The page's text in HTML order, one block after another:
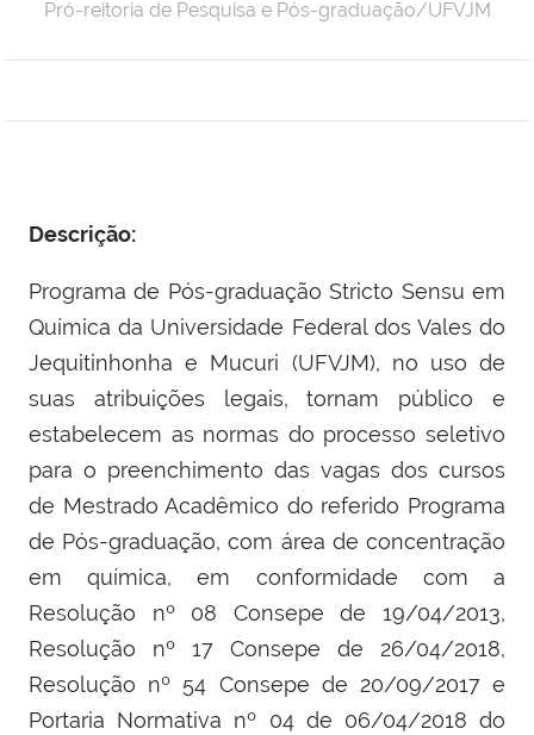
Pró-reitoria de Pesquisa e Pós-graduação/UFVJM
Descrição:
Programa de Pós-graduação Stricto Sensu em
Química da Universidade Federal dos Vales do
Jequitinhonha e Mucuri (UFVJM), no uso de
suas atribuições legais, tornam público e
estabelecem as normas do processo seletivo
para o preenchimento das vagas dos cursos
de Mestrado Acadêmico do referido Programa
de Pós-graduação, com área de concentração
em química, em conformidade com a
Resolução nº 08 Consepe de 19/04/2013,
Resolução nº 17 Consepe de 26/04/2018,
Resolução nº 54 Consepe de 20/09/2017 e
Portaria Normativa nº 04 de 06/04/2018 do